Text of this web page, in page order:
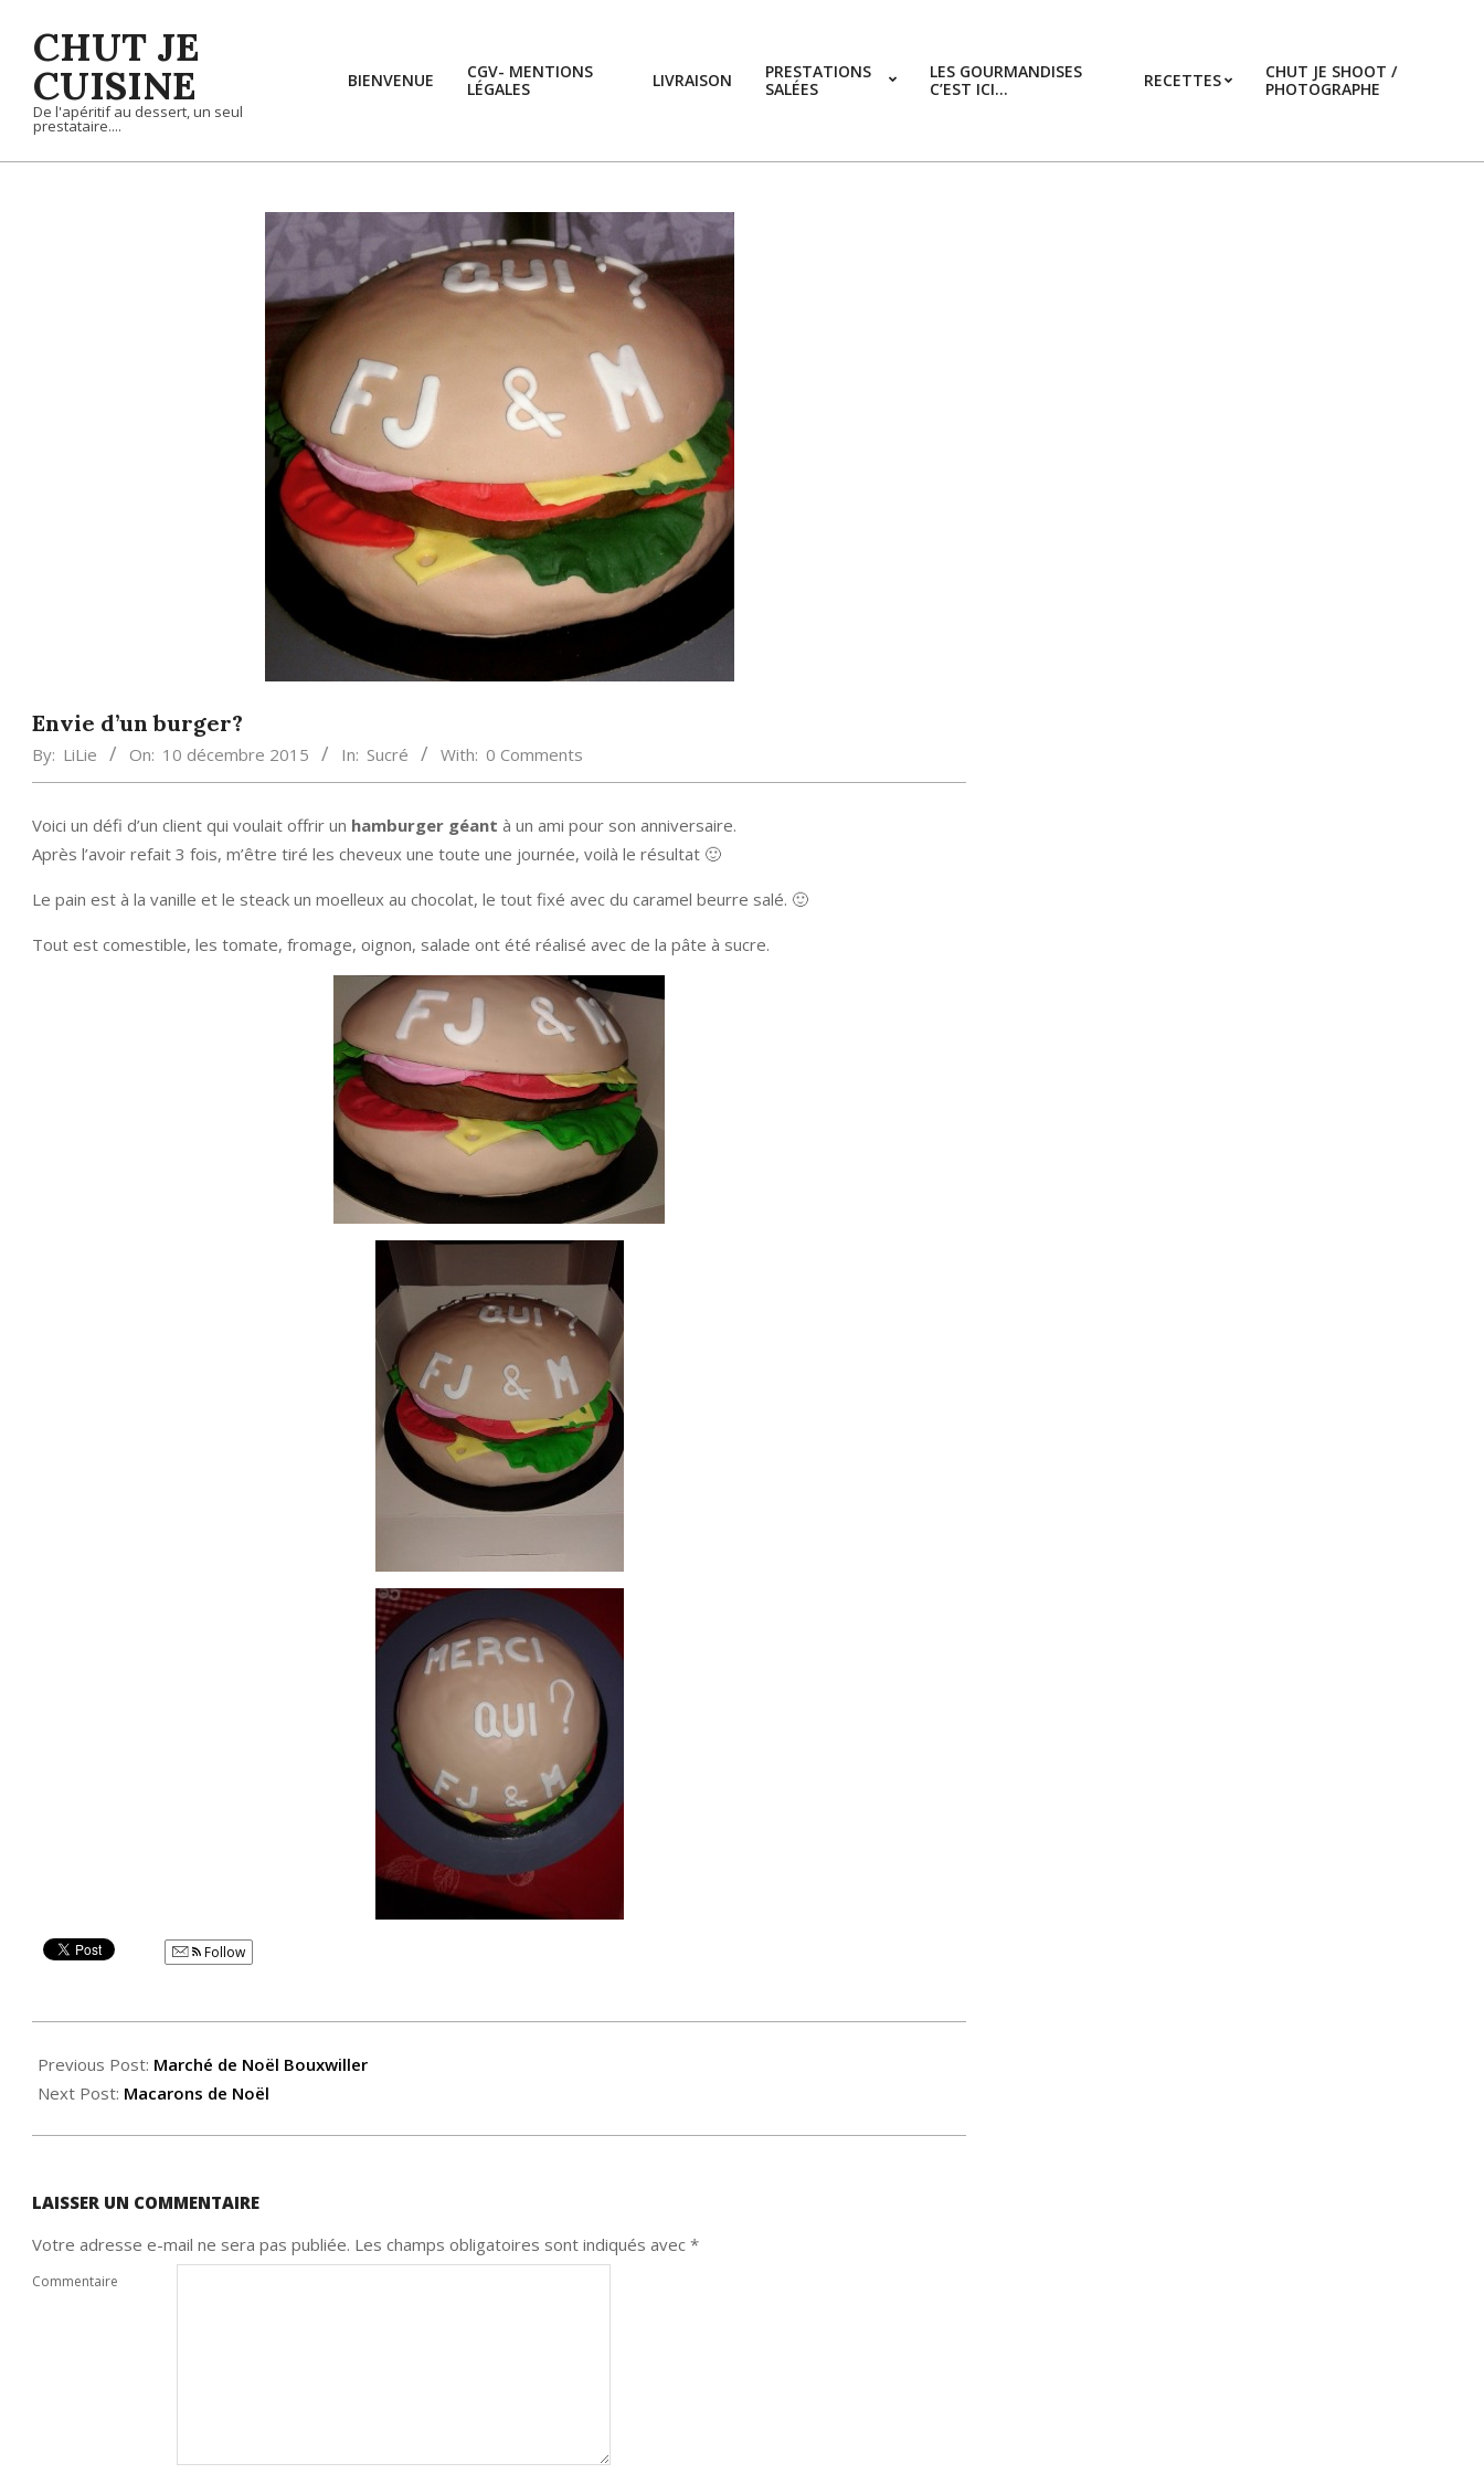
contentCHUT JE
CUISINE
De l'apéritif au dessert, un seul
prestataire....
BIENVENUE
CGV- MENTIONS
LÉGALES
LIVRAISON
PRESTATIONS
SALÉES
LES GOURMANDISES
C’EST ICI…
RECETTES
CHUT JE SHOOT /
PHOTOGRAPHE
Envie d’un burger?
By: LiLie On: 10 décembre 2015 In: Sucré With: 0 Comments
Voici un défi d’un client qui voulait offrir un hamburger géant à un ami pour son anniversaire.
Après l’avoir refait 3 fois, m’être tiré les cheveux une toute une journée, voilà le résultat 🙂
Le pain est à la vanille et le steack un moelleux au chocolat, le tout fixé avec du caramel beurre salé. 🙂
Tout est comestible, les tomate, fromage, oignon, salade ont été réalisé avec de la pâte à sucre.
Follow
12-
10
Previous Post: Marché de Noël Bouxwiller
Next Post: Macarons de Noël
LAISSER UN COMMENTAIRE
Votre adresse e-mail ne sera pas publiée. Les champs obligatoires sont indiqués avec *
Commentaire